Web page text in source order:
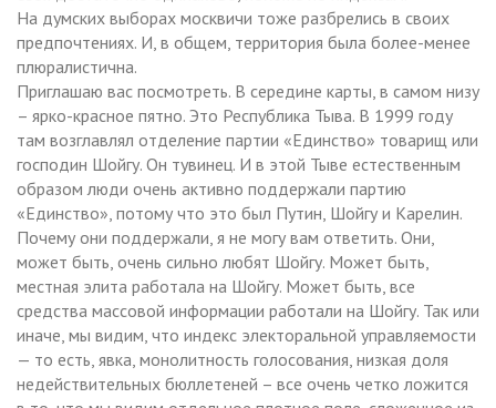
На думских выборах москвичи тоже разбрелись в своих
предпочтениях. И, в общем, территория была более-менее
плюралистична.
Приглашаю вас посмотреть. В середине карты, в самом низу
– ярко-красное пятно. Это Республика Тыва. В 1999 году
там возглавлял отделение партии «Единство» товарищ или
господин Шойгу. Он тувинец. И в этой Тыве естественным
образом люди очень активно поддержали партию
«Единство», потому что это был Путин, Шойгу и Карелин.
Почему они поддержали, я не могу вам ответить. Они,
может быть, очень сильно любят Шойгу. Может быть,
местная элита работала на Шойгу. Может быть, все
средства массовой информации работали на Шойгу. Так или
иначе, мы видим, что индекс электоральной управляемости
— то есть, явка, монолитность голосования, низкая доля
недействительных бюллетеней – все очень четко ложится